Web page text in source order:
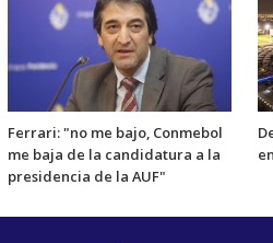
Ferrari: "no me bajo, Conmebol
me baja de la candidatura a la
presidencia de la AUF"